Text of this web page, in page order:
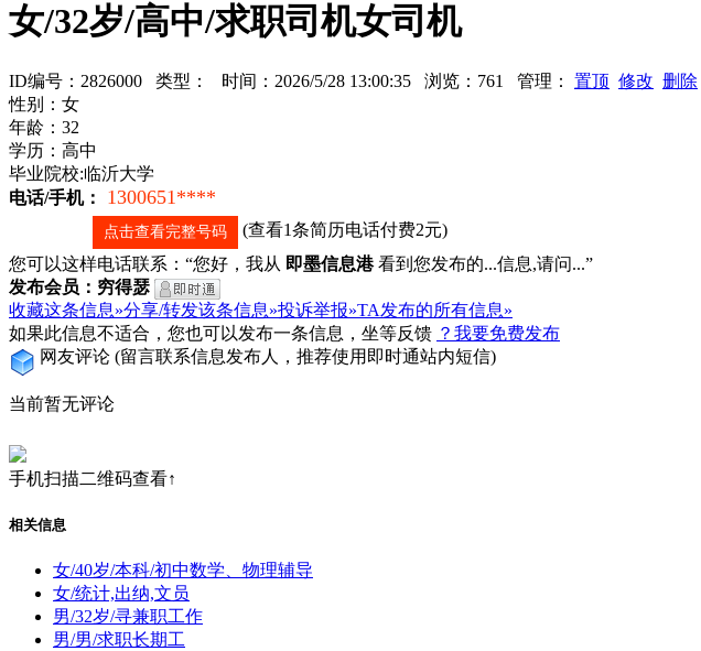
女/32岁/高中/求职司机女司机
ID编号：2826000 类型： 时间：2026/5/28 13:00:35 浏览：761 管理： 置顶 修改 删除
性别：女
年龄：32
学历：高中
毕业院校:临沂大学
电话/手机：
1300651****
点击查看完整号码
(查看1条简历电话付费2元)
您可以这样电话联系：“您好，我从 即墨信息港看到您发布的...信息,请问...”
发布会员：穷得瑟
收藏这条信息»分享/转发该条信息»投诉举报»TA发布的所有信息»
如果此信息不适合，您也可以发布一条信息，坐等反馈 ？我要免费发布
网友评论 (留言联系信息发布人，推荐使用即时通站内短信)
当前暂无评论
手机扫描二维码查看↑
相关信息
女/40岁/本科/初中数学、物理辅导
女/统计,出纳,文员
男/32岁/寻兼职工作
男/男/求职长期工